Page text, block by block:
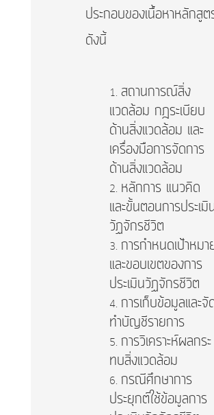
ประกอบของเนื้อหาหลักสูต
ดังนี้
สถานการณ์สิ่ง
แวดล้อม กฎระเบียบ
ด้านสิ่งแวดล้อม และ
เครื่องมือการจัดการ
ด้านสิ่งแวดล้อม
หลักการ แนวคิด
และขั้นตอนการประเมิ
วัฏจักรชีวิต
การกำหนดเป้าหมา
และขอบเขตของการ
ประเมินวัฏจักรชีวิต
การเก็บข้อมูลและจั
ทำบัญชีรายการ
การวิเคราะห์ผลกระ
ทบสิ่งแวดล้อม
กรณีศึกษาการ
ประยุกต์ใช้ข้อมูลการ